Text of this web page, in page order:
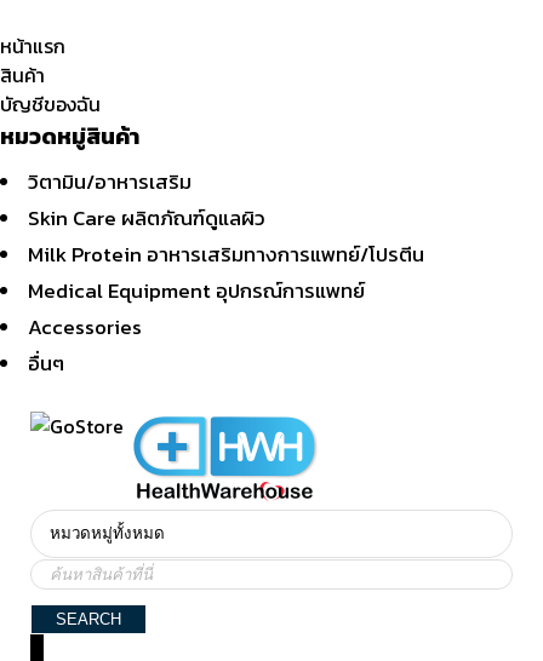
หน้าแรก
สินค้า
บัญชีของฉัน
หมวดหมู่สินค้า
วิตามิน/อาหารเสริม
Skin Care ผลิตภัณฑ์ดูแลผิว
Milk Protein อาหารเสริมทางการแพทย์/โปรตีน
Medical Equipment อุปกรณ์การแพทย์
Accessories
อื่นๆ